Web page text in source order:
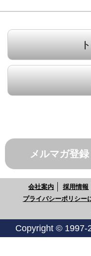
メルマガ登録
会社案内 採用情報
プライバシーポリシー
Copyright © 1997-